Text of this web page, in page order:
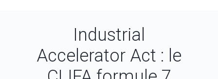
Industrial
Accelerator Act : le